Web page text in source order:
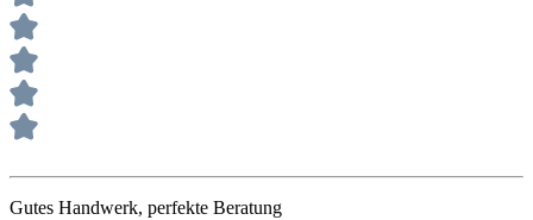
Gutes Handwerk, perfekte Beratung